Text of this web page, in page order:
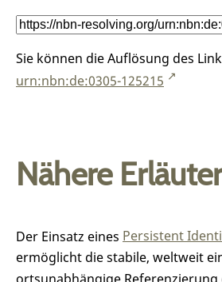
Sie können die Auflösung des
urn:nbn:de:0305-125215
Nähere
Der Einsatz eines Persistent
ermöglicht die stabile, weltweit